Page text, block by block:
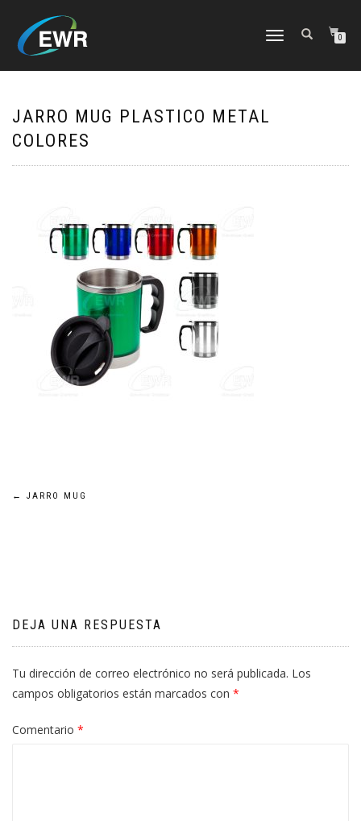
CAMBIAR
0
JARRO MUG PLASTICO METAL
COLORES
Navegación
← JARRO MUG
DEJA UNA RESPUESTA
Tu dirección de correo electrónico no será publicada. Los
campos obligatorios están marcados con *
Comentario *